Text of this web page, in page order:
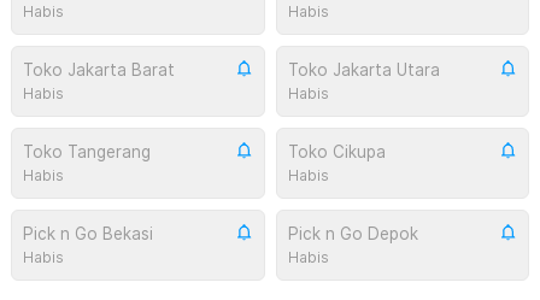
Habis Habis
Toko Jakarta Barat
Habis
Toko Jakarta Utara
Habis
Toko Tangerang
Habis
Toko Cikupa
Habis
Pick n Go Bekasi
Habis
Pick n Go Depok
Habis